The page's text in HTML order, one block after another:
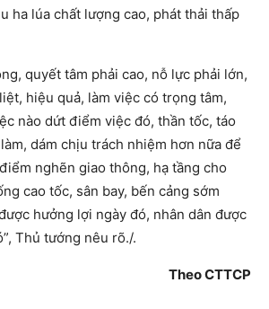
ha lúa chất lượng cao, phát thải thấp
quyết tâm phải cao, nỗ lực phải lớn,
hiệu quả, làm việc có trọng tâm,
nào dứt điểm việc đó, thần tốc, táo
dám chịu trách nhiệm hơn nữa để
nghẽn giao thông, hạ tầng cho
cao tốc, sân bay, bến cảng sớm
hưởng lợi ngày đó, nhân dân được
Thủ tướng nêu rõ./.
Theo CTTCP